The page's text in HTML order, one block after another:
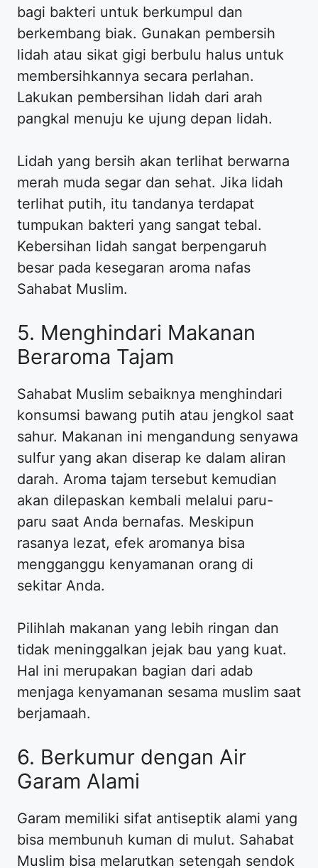
bagi bakteri untuk berkumpul dan
berkembang biak. Gunakan pembersih
lidah atau sikat gigi berbulu halus untuk
membersihkannya secara perlahan.
Lakukan pembersihan lidah dari arah
pangkal menuju ke ujung depan lidah.
Lidah yang bersih akan terlihat berwarna
merah muda segar dan sehat. Jika lidah
terlihat putih, itu tandanya terdapat
tumpukan bakteri yang sangat tebal.
Kebersihan lidah sangat berpengaruh
besar pada kesegaran aroma nafas
Sahabat Muslim.
5. Menghindari Makanan
Beraroma Tajam
Sahabat Muslim sebaiknya menghindari
konsumsi bawang putih atau jengkol saat
sahur. Makanan ini mengandung senyawa
sulfur yang akan diserap ke dalam aliran
darah. Aroma tajam tersebut kemudian
akan dilepaskan kembali melalui paru-
paru saat Anda bernafas. Meskipun
rasanya lezat, efek aromanya bisa
mengganggu kenyamanan orang di
sekitar Anda.
Pilihlah makanan yang lebih ringan dan
tidak meninggalkan jejak bau yang kuat.
Hal ini merupakan bagian dari adab
menjaga kenyamanan sesama muslim saat
berjamaah.
6. Berkumur dengan Air
Garam Alami
Garam memiliki sifat antiseptik alami yang
bisa membunuh kuman di mulut. Sahabat
Muslim bisa melarutkan setengah sendok